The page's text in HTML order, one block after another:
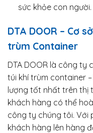
sức khỏe con người.
DTA DOOR – Cơ
trùm Container
DTA DOOR là công ty
túi khí trùm container
lượng tốt nhất trên thị
khách hàng có thể
công ty chúng tôi. Với
khách hàng lên hàng